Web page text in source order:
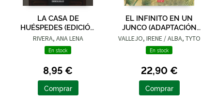
LA CASA DE
HUÉSPEDES (EDICIÓN
LIMITADA · VERANO)
RIVERA, ANA LENA
En stock
8,95 €
Comprar
EL INFINITO EN UN
JUNCO (ADAPTACIÓN
GRÁFICA)
VALLEJO, IRENE / ALBA, TYTO
En stock
22,90 €
Comprar